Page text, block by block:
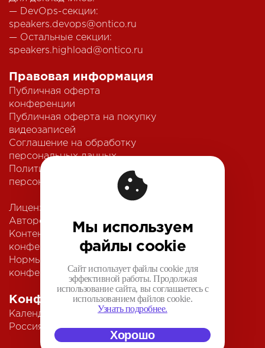
— DevOps-секции:
speakers.devops@ontico.ru
— Остальные секции:
speakers.highload@ontico.ru
Конференции
Календарь
Россия IV
Правовая информация
Публичная оферта
конференции
Публичная оферта на покупку
видеозаписей
Соглашение на обработку
персональных данных
Политика обработки
персональных данных
Лицензионный договор с
Автором
Контентная политика
конференции
Нормы поведения для
конференции
Мы используем
файлы cookie
Сайт использует файлы cookie для
эффективной работы. Продолжая
использование сайта, вы соглашаетесь с
использованием файлов cookie.
Узнать подробнее.
Хорошо